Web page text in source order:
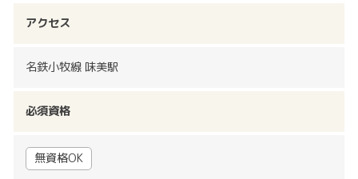
アクセス
名鉄小牧線 味美駅
必須資格
無資格OK